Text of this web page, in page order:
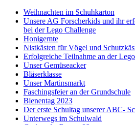
Weihnachten im Schuhkarton
Unsere AG Forscherkids und ihr
bei der Lego Challenge
Honigernte
Nistkästen für Vögel und
Erfolgreiche Teilnahme an der
Unser Gemüseacker
Bläserklasse
Unser Martinsmarkt
Faschingsfeier an der Grundschule
Bienentag 2023
Der erste Schultag unserer ABC-
Unterwegs im Schulwald